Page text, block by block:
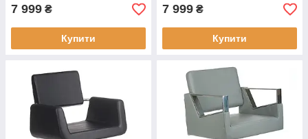
7 999 ₴
Купити
7 999 ₴
Купити